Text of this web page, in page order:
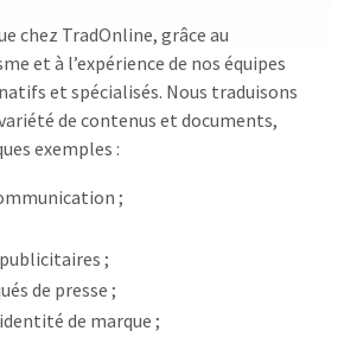
chez TradOnline, grâce au
et à l’expérience de nos équipes
et spécialisés. Nous traduisons
de contenus et documents,
exemples :
;
;
de presse ;
de marque ;